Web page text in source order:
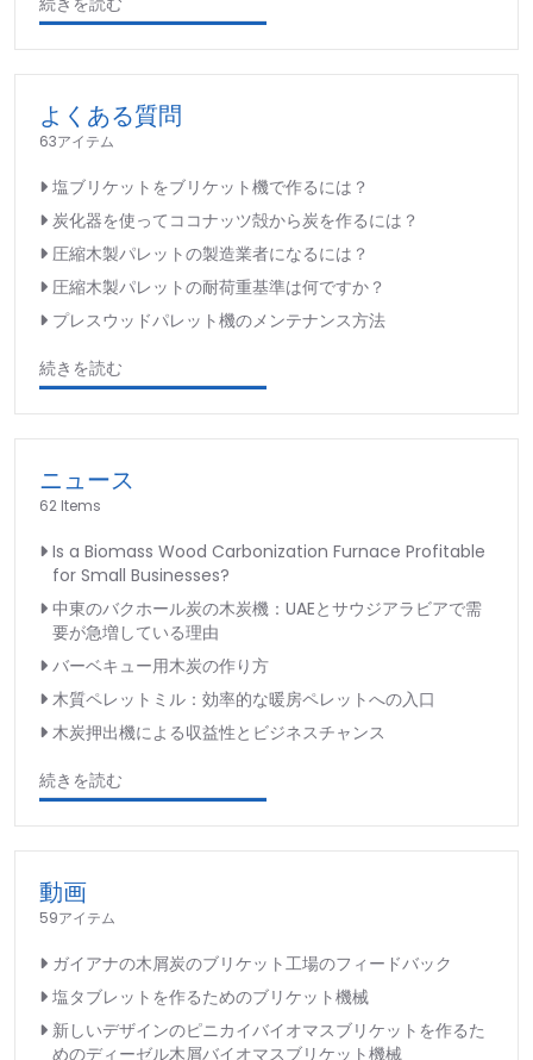
よくある質問
63アイテム
塩ブリケットをブリケット機で作るには？
炭化器を使ってココナッツ殻から炭を作るには？
圧縮木製パレットの製造業者になるには？
圧縮木製パレットの耐荷重基準は何ですか？
プレスウッドパレット機のメンテナンス方法
続きを読む
ニュース
62 Items
Is a Biomass Wood Carbonization Furnace Profitable
for Small Businesses?
中東のバクホール炭の木炭機：UAEとサウジアラビアで需
要が急増している理由
バーベキュー用木炭の作り方
木質ペレットミル：効率的な暖房ペレットへの入口
木炭押出機による収益性とビジネスチャンス
続きを読む
動画
59アイテム
ガイアナの木屑炭のブリケット工場のフィードバック
塩タブレットを作るためのブリケット機械
新しいデザインのピニカイバイオマスブリケットを作るた
めのディーゼル木屑バイオマスブリケット機械